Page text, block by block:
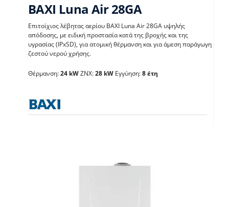
BAXI Luna Air 28GA
Λέβητες με άμεση παραγωγή ΖΝX
BAXI Luna Air 28GA
Επιτοίχιος λέβητας αερίου BAXI Luna Air 28GA υψηλής
απόδοσης, με ειδική προστασία κατά της βροχής και της
υγρασίας (IPxSD), για ατομική θέρμανση και για άμεση παράγωγη
ζεστού νερού χρήσης.
Θέρμανση:24 kWΖΝΧ:28 kWΕγγύηση:8 έτη